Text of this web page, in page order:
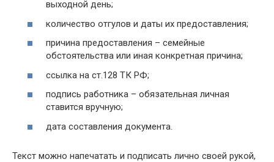
выходной день;
количество отгулов и даты их предоставления;
причина предоставления – семейные
обстоятельства или иная конкретная причина;
ссылка на ст.128 ТК РФ;
подпись работника – обязательная личная
ставится вручную;
дата составления документа.
Текст можно напечатать и подписать лично своей рукой,